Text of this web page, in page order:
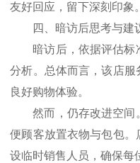
友好回应，留下深刻印象。
四、暗访后思考与建
暗访后，依据评估
分析。总体而言，该店
良好购物体验。
然而，仍存改进空间
便顾客放置衣物与包包
设临时销售人员，确保每